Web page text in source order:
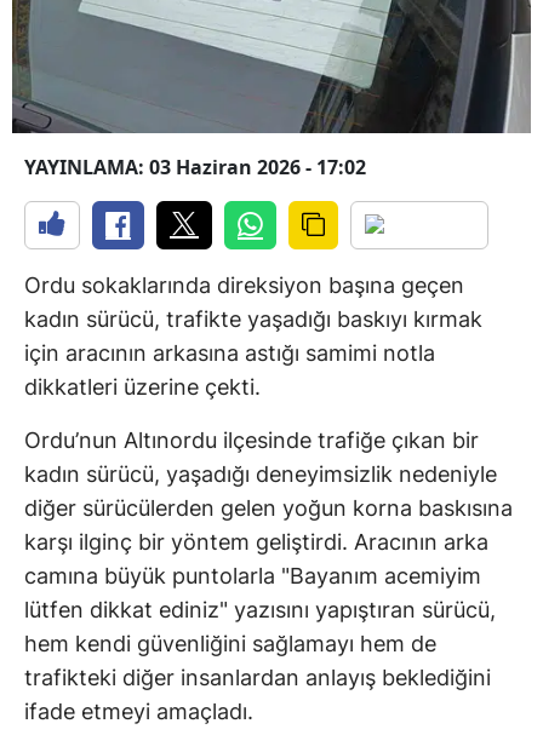
YAYINLAMA: 03 Haziran 2026 - 17:02
Ordu sokaklarında direksiyon başına geçen
kadın sürücü, trafikte yaşadığı baskıyı kırmak
için aracının arkasına astığı samimi notla
dikkatleri üzerine çekti.
Ordu’nun Altınordu ilçesinde trafiğe çıkan bir
kadın sürücü, yaşadığı deneyimsizlik nedeniyle
diğer sürücülerden gelen yoğun korna baskısına
karşı ilginç bir yöntem geliştirdi. Aracının arka
camına büyük puntolarla "Bayanım acemiyim
lütfen dikkat ediniz" yazısını yapıştıran sürücü,
hem kendi güvenliğini sağlamayı hem de
trafikteki diğer insanlardan anlayış beklediğini
ifade etmeyi amaçladı.